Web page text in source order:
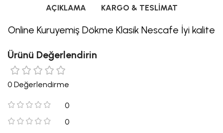
AÇIKLAMA KARGO & TESLIMAT
Online Kuruyemiş Dökme Klasik Nescafe İyi kalite
Ürünü Değerlendirin
0 Değerlendirme
0
0